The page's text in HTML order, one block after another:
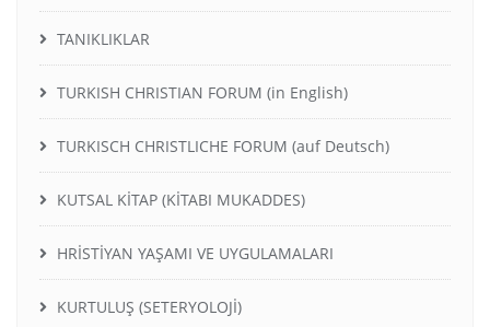
TANIKLIKLAR
TURKISH CHRISTIAN FORUM (in English)
TURKISCH CHRISTLICHE FORUM (auf Deutsch)
KUTSAL KİTAP (KİTABI MUKADDES)
HRİSTİYAN YAŞAMI VE UYGULAMALARI
KURTULUŞ (SETERYOLOJİ)